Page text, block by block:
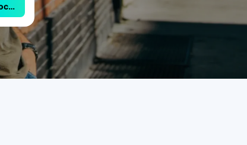
CapCut